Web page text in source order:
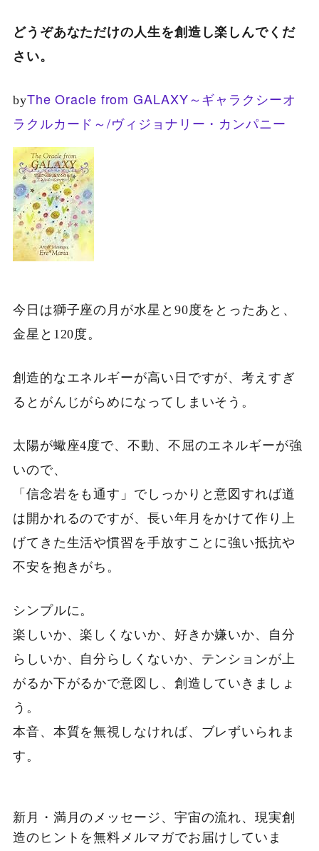
どうぞあなただけの人生を創造し楽しんでくだ
さい。
byThe Oracle from GALAXY～ギャラクシーオ
ラクルカード～/ヴィジョナリー・カンパニー
今日は獅子座の月が水星と90度をとったあと、
金星と120度。
創造的なエネルギーが高い日ですが、考えすぎ
るとがんじがらめになってしまいそう。
太陽が蠍座4度で、不動、不屈のエネルギーが強
いので、
「信念岩をも通す」でしっかりと意図すれば道
は開かれるのですが、長い年月をかけて作り上
げてきた生活や慣習を手放すことに強い抵抗や
不安を抱きがち。
シンプルに。
楽しいか、楽しくないか、好きか嫌いか、自分
らしいか、自分らしくないか、テンションが上
がるか下がるかで意図し、創造していきましょ
う。
本音、本質を無視しなければ、ブレずいられま
す。
新月・満月のメッセージ、宇宙の流れ、現実創
造のヒントを無料メルマガでお届けしていま